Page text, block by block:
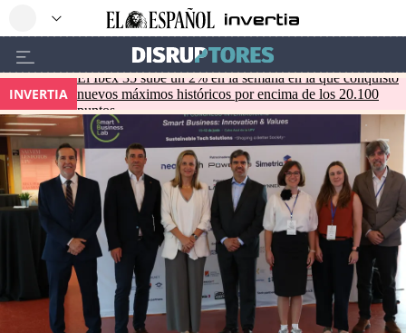
INVERTIA
El Ibex 35 sube un 2% en la semana en la que conquistó
nuevos máximos históricos por encima de los 20.100
puntos